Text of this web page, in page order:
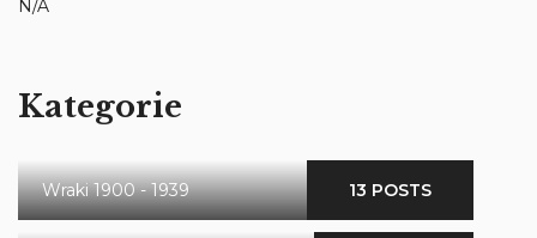
N/A
Kategorie
Wraki 1900 - 1939 13 POSTS